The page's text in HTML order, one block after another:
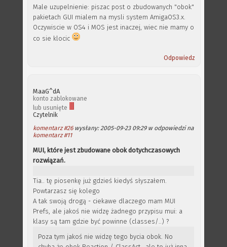
Male uzupelnienie: piszac post o zbudowanych "obok"
pakietach GUI mialem na mysli system AmigaOS3.x.
Oczywiscie w OS4 i MOS jest inaczej, wiec nie mamy o
co sie klocic
Odpowiedz
MaaG^dA
konto zablokowane
lub usunięte
Czytelnik
komentarz #26wysłany: 2005-09-23 09:29 w odpowiedzi na
komentarz #11
MUI, które jest zbudowane obok dotychczasowych
rozwiązań.
Tia.. tę piosenkę już gdzieś kiedyś słyszałem.
Powtarzasz się kolego
A tak swoją drogą - ciekawe dlaczego mam MUI
Prefs, ale jakoś nie widzę żadnego przypisu mui: a
klasy są tam gdzie być powinne (classes/..) ?
Poza tym jakoś nie widzę tego bycia obok. No